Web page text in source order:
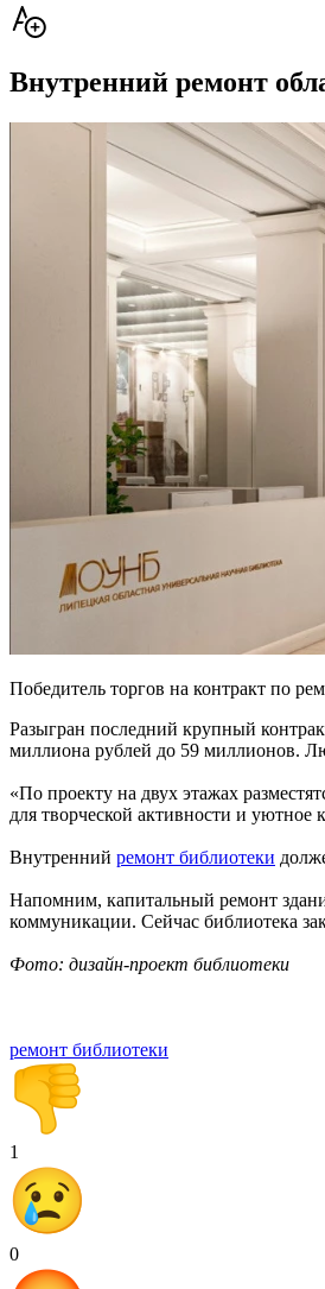
Внутренний ремонт
Победитель торгов на контракт по
Разыгран последний крупный
миллиона рублей до 59 миллионов.
«По проекту на двух этажах
для творческой активности и уютное
Внутренний ремонт библиотеки
Напомним, капитальный ремонт
коммуникации. Сейчас библиотека
Фото: дизайн-проект библиотеки
ремонт библиотеки
1
0